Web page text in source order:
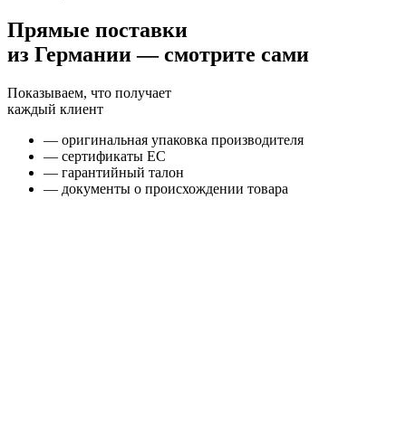
Прямые поставки
из Германии — смотрите сами
Показываем, что получает
каждый клиент
— оригинальная упаковка производителя
— сертификаты ЕС
— гарантийный талон
— документы о происхождении товара